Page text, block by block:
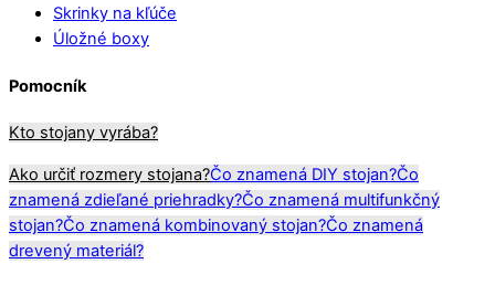
Skrinky na kľúče
Úložné boxy
Pomocník
Kto stojany vyrába?
Ako určiť rozmery stojana?Čo znamená DIY stojan?Čo
znamená zdieľané priehradky?Čo znamená multifunkčný
stojan?Čo znamená kombinovaný stojan?Čo znamená
drevený materiál?